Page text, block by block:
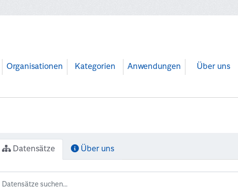
Organisationen Kategorien Anwendungen Über uns
Datensätze Über uns